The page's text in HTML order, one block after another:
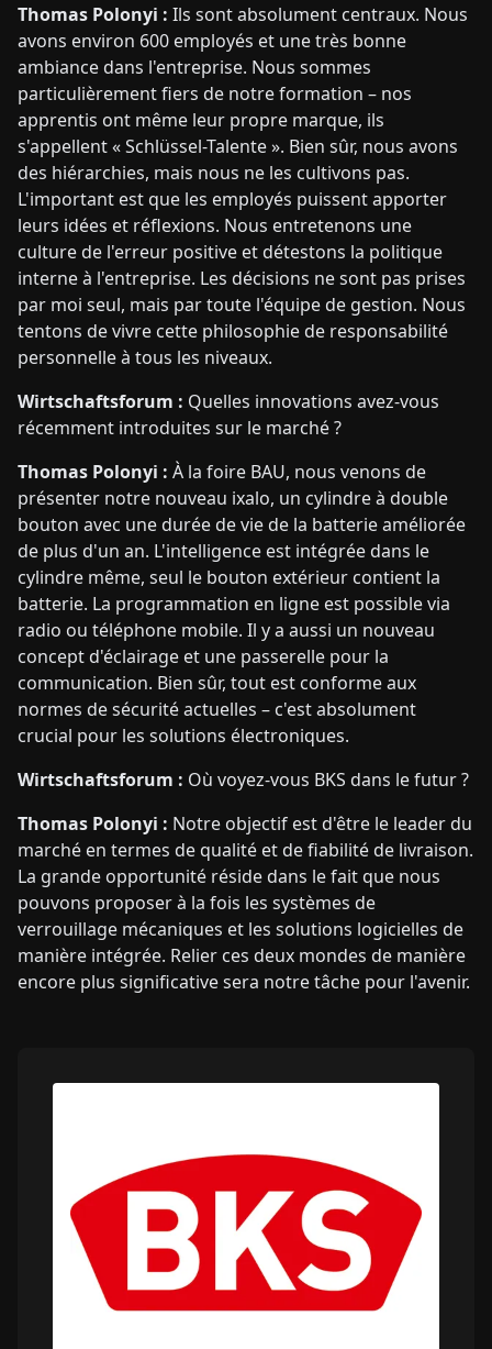
Thomas Polonyi : Ils sont absolument centraux. Nous
avons environ 600 employés et une très bonne
ambiance dans l'entreprise. Nous sommes
particulièrement fiers de notre formation – nos
apprentis ont même leur propre marque, ils
s'appellent « Schlüssel-Talente ». Bien sûr, nous avons
des hiérarchies, mais nous ne les cultivons pas.
L'important est que les employés puissent apporter
leurs idées et réflexions. Nous entretenons une
culture de l'erreur positive et détestons la politique
interne à l'entreprise. Les décisions ne sont pas prises
par moi seul, mais par toute l'équipe de gestion. Nous
tentons de vivre cette philosophie de responsabilité
personnelle à tous les niveaux.
Wirtschaftsforum : Quelles innovations avez-vous
récemment introduites sur le marché ?
Thomas Polonyi : À la foire BAU, nous venons de
présenter notre nouveau ixalo, un cylindre à double
bouton avec une durée de vie de la batterie améliorée
de plus d'un an. L'intelligence est intégrée dans le
cylindre même, seul le bouton extérieur contient la
batterie. La programmation en ligne est possible via
radio ou téléphone mobile. Il y a aussi un nouveau
concept d'éclairage et une passerelle pour la
communication. Bien sûr, tout est conforme aux
normes de sécurité actuelles – c'est absolument
crucial pour les solutions électroniques.
Wirtschaftsforum : Où voyez-vous BKS dans le futur ?
Thomas Polonyi : Notre objectif est d'être le leader du
marché en termes de qualité et de fiabilité de livraison.
La grande opportunité réside dans le fait que nous
pouvons proposer à la fois les systèmes de
verrouillage mécaniques et les solutions logicielles de
manière intégrée. Relier ces deux mondes de manière
encore plus significative sera notre tâche pour l'avenir.